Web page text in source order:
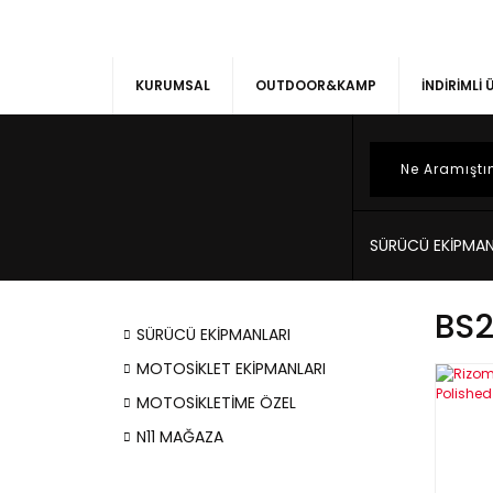
KURUMSAL OUTDOOR&KAMP İNDİRİMLİ
SÜRÜCÜ
SÜRÜCÜ EKİPMANLARI
MOTOSİKLET EKİPMANLARI
MOTOSİKLETİME ÖZEL
N11 MAĞAZA